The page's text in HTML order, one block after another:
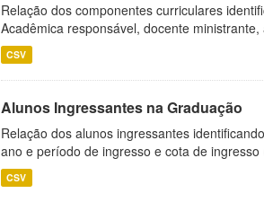
Relação dos componentes curriculares
Acadêmica responsável, docente
CSV
Alunos Ingressantes na Graduação
Relação dos alunos ingressantes
ano e período de ingresso e cota de ingresso
CSV